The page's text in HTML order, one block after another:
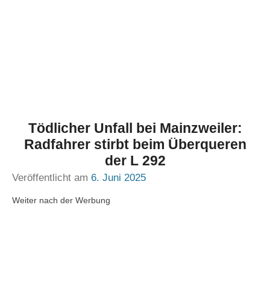
Tödlicher Unfall bei Mainzweiler:
Radfahrer stirbt beim Überqueren
der L 292
Veröffentlicht am 6. Juni 2025
Weiter nach der Werbung